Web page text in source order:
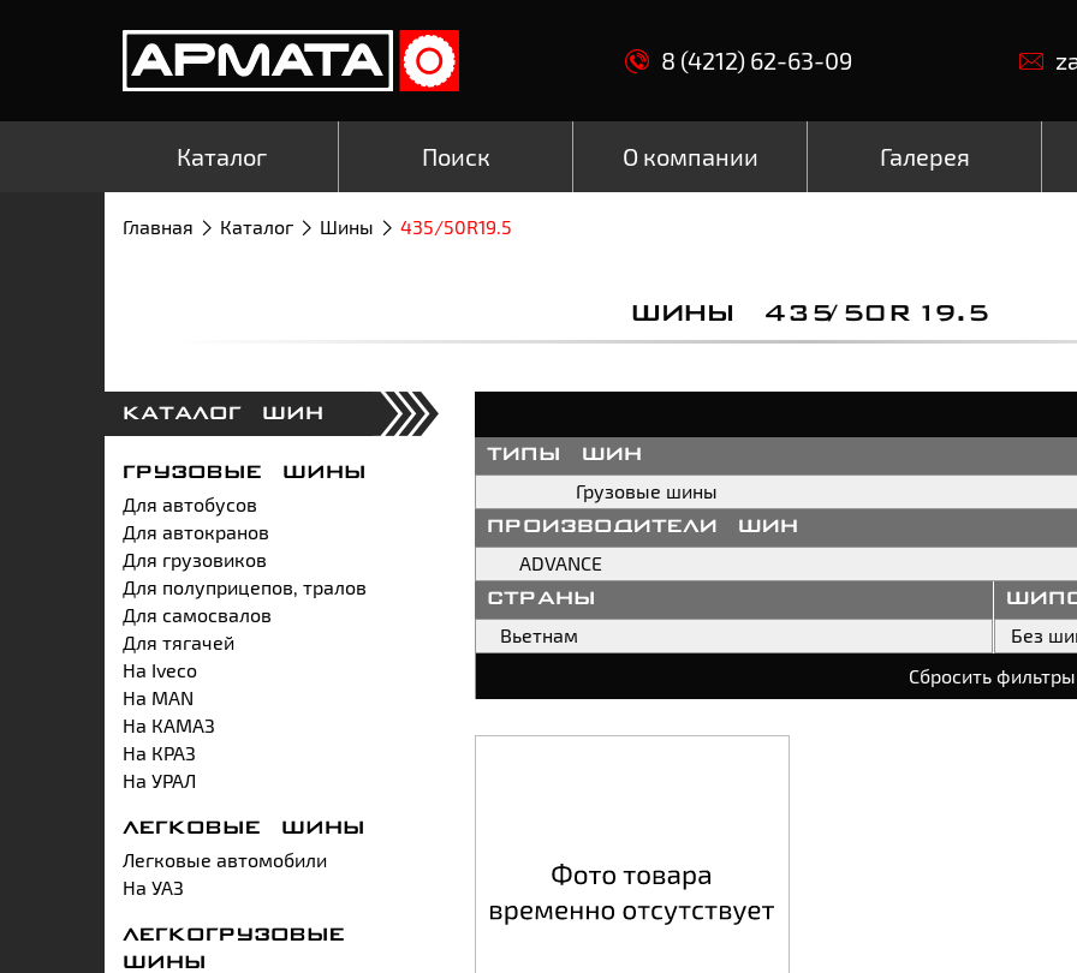
8 (4212) 62-63-09
Каталог Поиск О компании Галерея
Главная Каталог Шины 435/50R19.5
ШИНЫ 435/50R19.5
КАТАЛОГ ШИН
ГРУЗОВЫЕ ШИНЫ
Для автобусов
Для автокранов
Для грузовиков
Для полуприцепов, тралов
Для самосвалов
Для тягачей
На Iveco
На MAN
На КАМАЗ
На КРАЗ
На УРАЛ
ЛЕГКОВЫЕ ШИНЫ
Легковые автомобили
На УАЗ
ЛЕГКОГРУЗОВЫЕ
ШИНЫ
типы шин
Грузовые шины
производители шин
ADVANCE
страны
Вьетнам
Без
Сбросить фильтры